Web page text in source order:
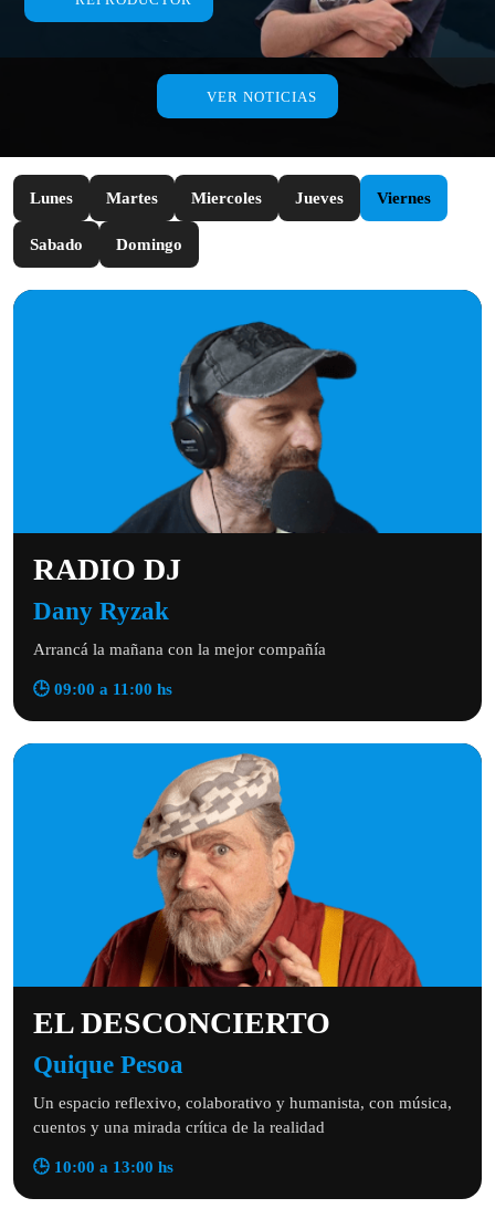
VER NOTICIAS
Lunes Martes Miercoles Jueves Viernes
Sabado Domingo
RADIO DJ
Dany Ryzak
Arrancá la mañana con la mejor compañía
🕒 09:00 a 11:00 hs
EL DESCONCIERTO
Quique Pesoa
Un espacio reflexivo, colaborativo y humanista, con música,
cuentos y una mirada crítica de la realidad
🕒 10:00 a 13:00 hs